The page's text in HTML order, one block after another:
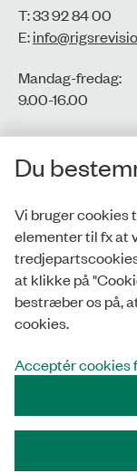
T: 33 92 84 00
E:
Mandag-fredag:
9.00-16.00​
CVR-nr.: 77806113
EAN-nr.:
Privatlivspolitik
Tilmeld
Du
Vi bruger cookies
elementer til fx at
at klikke på
bestræber os på,
cookies.
Acceptér cookies